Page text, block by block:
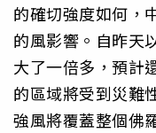
的確切強度如何，
的風影響。自昨天
大了一倍多，預計
的區域將受到災難
強風將覆蓋整個佛